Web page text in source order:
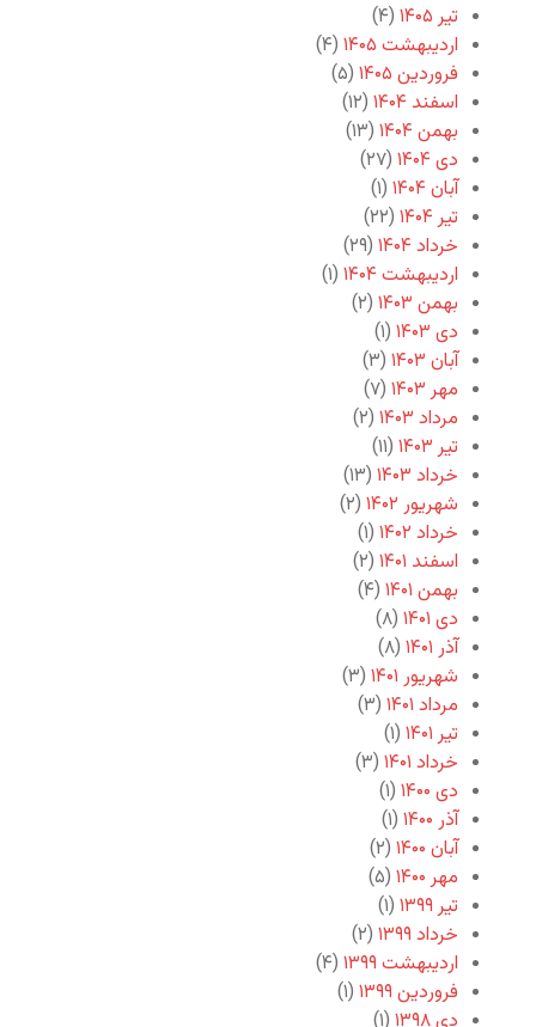
تیر ۱۴۰۵
(۴)
اردیبهشت ۱۴۰۵
(۴)
فروردین ۱۴۰۵
(۵)
اسفند ۱۴۰۴
(۱۲)
بهمن ۱۴۰۴
(۱۳)
دی ۱۴۰۴
(۲۷)
آبان ۱۴۰۴
(۱)
تیر ۱۴۰۴
(۲۲)
خرداد ۱۴۰۴
(۲۹)
اردیبهشت ۱۴۰۴
(۱)
بهمن ۱۴۰۳
(۲)
دی ۱۴۰۳
(۱)
آبان ۱۴۰۳
(۳)
مهر ۱۴۰۳
(۷)
مرداد ۱۴۰۳
(۲)
تیر ۱۴۰۳
(۱۱)
خرداد ۱۴۰۳
(۱۳)
شهریور ۱۴۰۲
(۲)
خرداد ۱۴۰۲
(۱)
اسفند ۱۴۰۱
(۲)
بهمن ۱۴۰۱
(۴)
دی ۱۴۰۱
(۸)
آذر ۱۴۰۱
(۸)
شهریور ۱۴۰۱
(۳)
مرداد ۱۴۰۱
(۳)
تیر ۱۴۰۱
(۱)
خرداد ۱۴۰۱
(۳)
دی ۱۴۰۰
(۱)
آذر ۱۴۰۰
(۱)
آبان ۱۴۰۰
(۲)
مهر ۱۴۰۰
(۵)
تیر ۱۳۹۹
(۱)
خرداد ۱۳۹۹
(۲)
اردیبهشت ۱۳۹۹
(۴)
فروردین ۱۳۹۹
(۱)